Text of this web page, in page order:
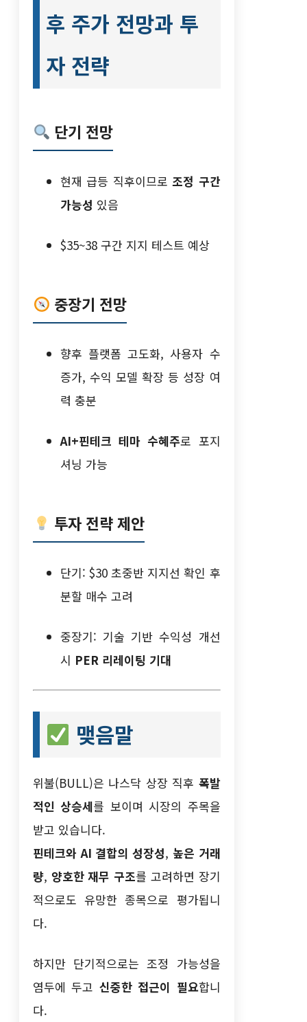
후 주가 전망과 투
자 전략
단기 전망
현재 급등 직후이므로조정 구간
가능성 있음
$35~38 구간 지지 테스트 예상
중장기 전망
향후 플랫폼 고도화, 사용자 수
증가, 수익 모델 확장 등 성장 여
력 충분
AI+핀테크 테마 수혜주로 포지
셔닝 가능
투자 전략 제안
단기: $30 초중반 지지선 확인 후
분할 매수 고려
중장기: 기술 기반 수익성 개선
시 PER 리레이팅 기대
맺음말
위불(BULL)은 나스닥 상장 직후 폭발
적인 상승세를 보이며 시장의 주목을
받고 있습니다.
핀테크와 AI 결합의 성장성, 높은 거래
량, 양호한 재무 구조를 고려하면 장기
적으로도 유망한 종목으로 평가됩니
다.
하지만 단기적으로는 조정 가능성을
염두에 두고 신중한 접근이 필요합니
다.